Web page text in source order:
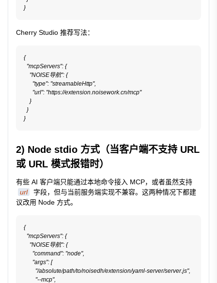
Cherry Studio 推荐写法：
{
2) Node stdio 方式（当客户端不支持 URL
或 URL 模式报错时）
有些 AI 客户端只能通过本地命令接入 MCP，或者虽然支持
url
字段，但与当前服务端实现不兼容。这两种情况下都建
议改用 Node 方式。
{